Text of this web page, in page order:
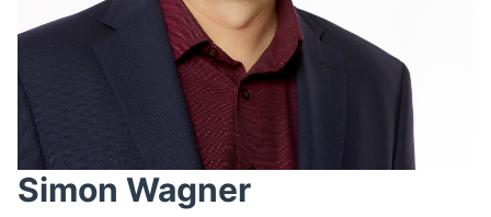
Simon Wagner